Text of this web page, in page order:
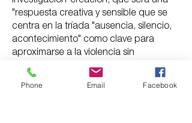
"respuesta creativa y sensible que se
centra en la tríada "ausencia, silencio,
acontecimiento" como clave para
aproximarse a la violencia sin
precedentes que vive nuestro país,
Colombia, especialmente al fenómeno
Phone Email Facebook